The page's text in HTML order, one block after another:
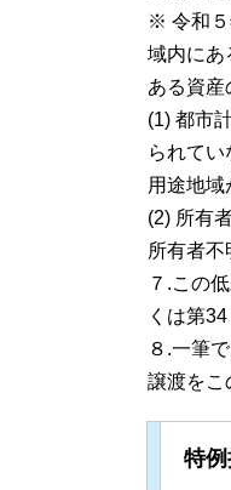
※ 令和５
域内にあ
ある資産
(1) 都市
られて
用途地
(2) 所有
所有者不
７.この
くは第
８.一筆
譲渡をこ
特